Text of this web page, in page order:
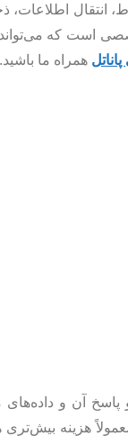
انتقال
است که
همراه ما باشید.
آن و داده‌های
هزینه